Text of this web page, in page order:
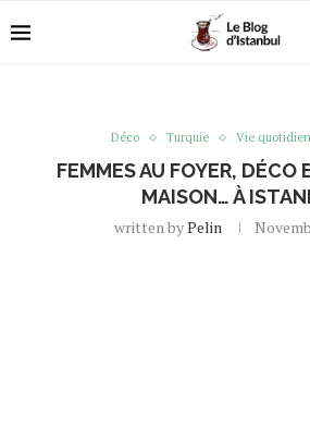
Déco Turquie Vie
FEMMES AU FOYER, DÉCO
MAISON… À
written byPelin